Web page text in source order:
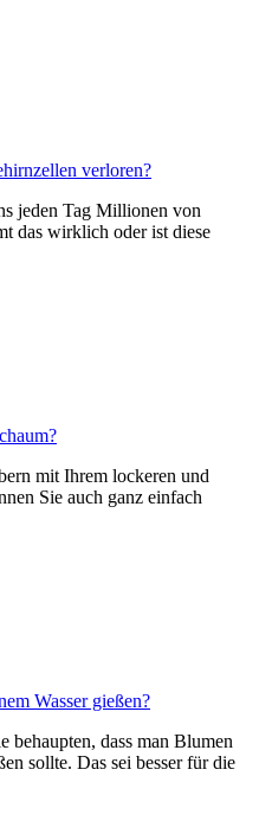
verloren?
jeden Tag Millionen von
das wirklich oder ist diese
mit Ihrem lockeren und
Sie auch ganz einfach
Wasser gießen?
behaupten, dass man Blumen
sollte. Das sei besser für die